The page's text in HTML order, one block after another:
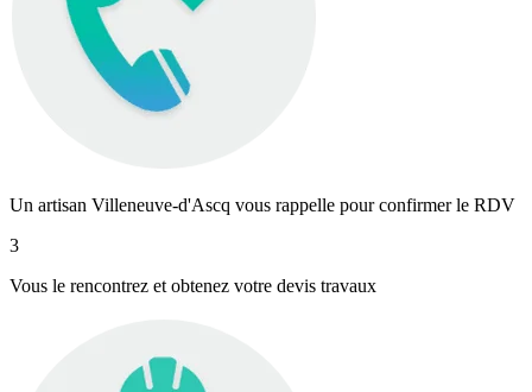
Un artisan Villeneuve-d'Ascq vous rappelle pour confirmer le RDV
3
Vous le rencontrez et obtenez votre devis travaux